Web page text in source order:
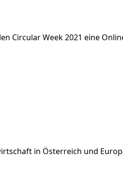
Circular Week 2021 eine
in Österreich und